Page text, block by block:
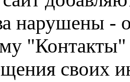
нарушены -
"Контакты"
своих